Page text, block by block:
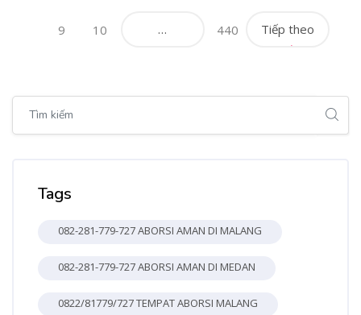
9 10 … 440 Tiếp theo
Tags
082-281-779-727 ABORSI AMAN DI MALANG
082-281-779-727 ABORSI AMAN DI MEDAN
0822/81779/727 TEMPAT ABORSI MALANG